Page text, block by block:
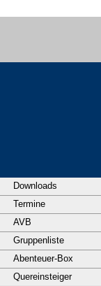
Downloads
Termine
AVB
Gruppenliste
Abenteuer-Box
Quereinsteiger